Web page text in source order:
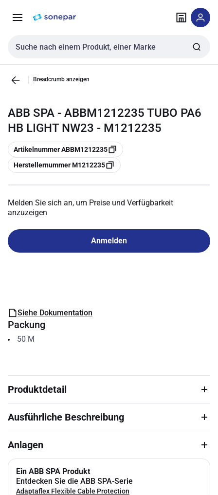
NavigationInhalt
Sucheingabe
Breadcrumb anzeigen
ABB SPA - ABBM1212235 TUBO PA6
HB LIGHT NW23 - M1212235
Kopieren
Artikelnummer ABBM1212235
Kopieren
Herstellernummer M1212235
Melden Sie sich an, um Preise und Verfügbarkeit
anzuzeigen
Anmelden
Siehe Dokumentation
Packung
50 M
Produktdetail
Ausführliche Beschreibung
Anlagen
Ein ABB SPA Produkt
Entdecken Sie die ABB SPA-Serie
Adaptaflex Flexible Cable Protection